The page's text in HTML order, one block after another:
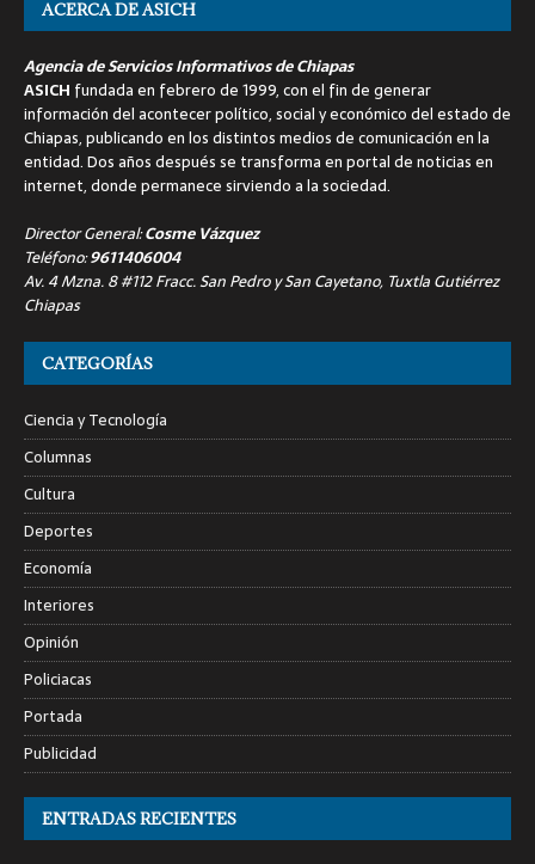
ACERCA DE ASICH
Agencia de Servicios Informativos de Chiapas
ASICH fundada en febrero de 1999, con el fin de generar
información del acontecer político, social y económico del estado de
Chiapas, publicando en los distintos medios de comunicación en la
entidad. Dos años después se transforma en portal de noticias en
internet, donde permanece sirviendo a la sociedad.
Director General:Cosme Vázquez
Teléfono:9611406004
Av. 4 Mzna. 8 #112 Fracc. San Pedro y San Cayetano, Tuxtla Gutiérrez
Chiapas
CATEGORÍAS
Ciencia y Tecnología
Columnas
Cultura
Deportes
Economía
Interiores
Opinión
Policiacas
Portada
Publicidad
ENTRADAS RECIENTES